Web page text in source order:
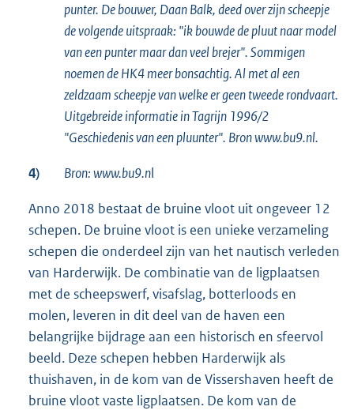
punter. De bouwer, Daan Balk, deed over zijn scheepje
de volgende uitspraak: "ik bouwde de pluut naar model
van een punter maar dan veel brejer". Sommigen
noemen de HK4 meer bonsachtig. Al met al een
zeldzaam scheepje van welke er geen tweede rondvaart.
Uitgebreide informatie in Tagrijn 1996/2
"Geschiedenis van een pluunter". Bron www.bu9.nl.
4) Bron: www.bu9.nl
Anno 2018 bestaat de bruine vloot uit ongeveer 12
schepen. De bruine vloot is een unieke verzameling
schepen die onderdeel zijn van het nautisch verleden
van Harderwijk. De combinatie van de ligplaatsen
met de scheepswerf, visafslag, botterloods en
molen, leveren in dit deel van de haven een
belangrijke bijdrage aan een historisch en sfeervol
beeld. Deze schepen hebben Harderwijk als
thuishaven, in de kom van de Vissershaven heeft de
bruine vloot vaste ligplaatsen. De kom van de